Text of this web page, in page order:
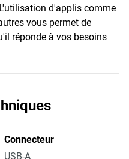
d'applis comme
vous permet de
réponde à vos besoins
Connecteur
USB-A